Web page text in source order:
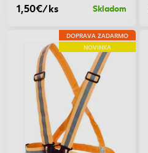
1,50€/ks Skladom
DOPRAVA ZADARMO
NOVINKA